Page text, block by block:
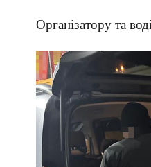
Організатору та